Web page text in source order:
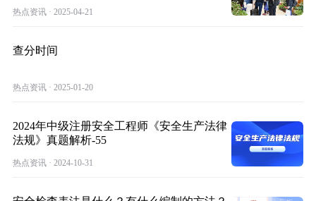
热点资讯 · 2025-04-21
查分时间
热点资讯 · 2025-01-20
2024年中级注册安全工程师《安全生产法律
法规》真题解析-55
热点资讯 · 2024-10-31